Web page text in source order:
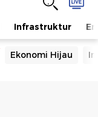
Infrastruktur
Ekonomi Hijau